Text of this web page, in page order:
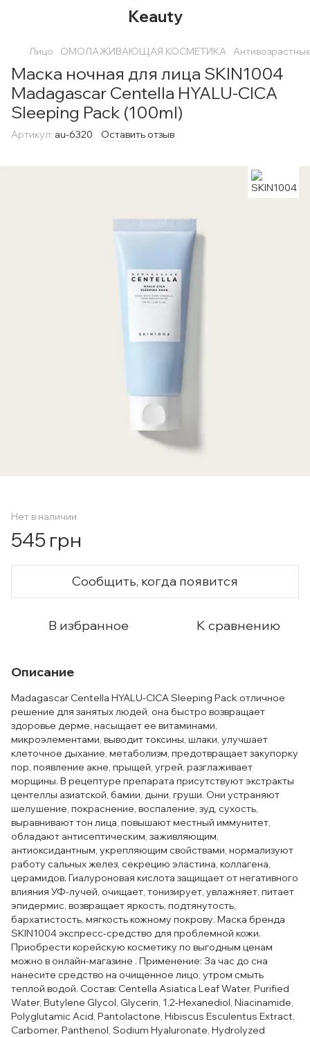
Keauty
Лицо ОМОЛАЖИВАЮЩАЯ КОСМЕТИКА
Маска ночная для лица SKIN1004
Madagascar Centella HYALU-CICA
Sleeping Pack (100ml)
Артикул: au-6320 Оставить отзыв
Нет в наличии
545 грн
Сообщить, когда появится
В избранное К сравнению
Описание
Madagascar Centella HYALU-CICA Sleeping Pack отличное
решение для занятых людей, она быстро возвращает
здоровье дерме, насыщает ее витаминами,
микроэлементами, выводит токсины, шлаки, улучшает
клеточное дыхание, метаболизм, предотвращает закупорку
пор, появление акне, прыщей, угрей, разглаживает
морщины. В рецептуре препарата присутствуют экстракты
центеллы азиатской, бамии, дыни, груши. Они устраняют
шелушение, покраснение, воспаление, зуд, сухость,
выравнивают тон лица, повышают местный иммунитет,
обладают антисептическим, заживляющим,
антиоксидантным, укрепляющим свойствами, нормализуют
работу сальных желез, секрецию эластина, коллагена,
церамидов. Гиалуроновая кислота защищает от негативного
влияния УФ-лучей, очищает, тонизирует, увлажняет, питает
эпидермис, возвращает яркость, подтянутость,
бархатистость, мягкость кожному покрову. Маска бренда
SKIN1004 экспресс-средство для проблемной кожи.
Приобрести корейскую косметику по выгодным ценам
можно в онлайн-магазине . Применение: За час до сна
нанесите средство на очищенное лицо, утром смыть
теплой водой. Состав: Centella Asiatica Leaf Water, Purified
Water, Butylene Glycol, Glycerin, 1,2-Hexanediol, Niacinamide,
Polyglutamic Acid, Pantolactone, Hibiscus Esculentus Extract,
Carbomer, Panthenol, Sodium Hyaluronate, Hydrolyzed